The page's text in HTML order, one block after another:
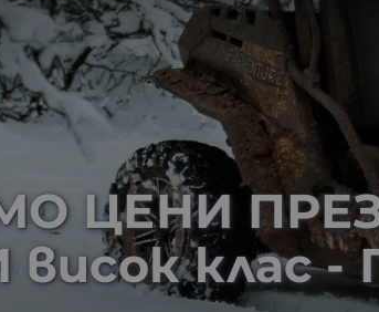
ЦЕНИ ПРЕЗ
висок клас -